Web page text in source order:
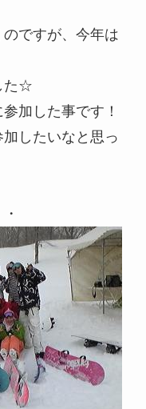
ですが、今年は
た☆
加した事です！
したいなと思っ